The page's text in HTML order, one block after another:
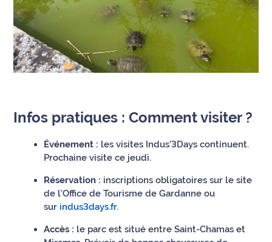
Infos pratiques : Comment visiter ?
Événement : les visites Indus’3Days continuent.
Prochaine visite ce jeudi.
Réservation : inscriptions obligatoires sur le site
de l’Office de Tourisme de Gardanne ou
sur indus3days.fr.
Accès : le parc est situé entre Saint-Chamas et